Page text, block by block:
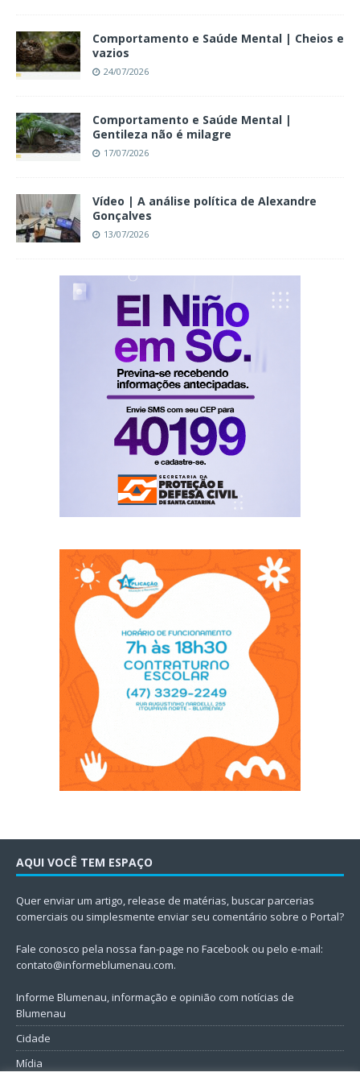
Comportamento e Saúde Mental | Cheios e
vazios
24/07/2026
Comportamento e Saúde Mental |
Gentileza não é milagre
17/07/2026
Vídeo | A análise política de Alexandre
Gonçalves
13/07/2026
AQUI VOCÊ TEM ESPAÇO
Quer enviar um artigo, release de matérias, buscar parcerias
comerciais ou simplesmente enviar seu comentário sobre o Portal?
Fale conosco pela nossa fan-page no Facebook ou pelo e-mail:
contato@informeblumenau.com.
Informe Blumenau, informação e opinião com notícias de
Blumenau
Cidade
Mídia